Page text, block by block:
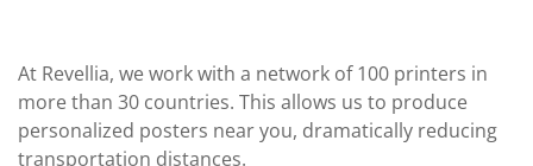
At Revellia, we work with a network of 100 printers in
more than 30 countries. This allows us to produce
personalized posters near you, dramatically reducing
transportation distances.